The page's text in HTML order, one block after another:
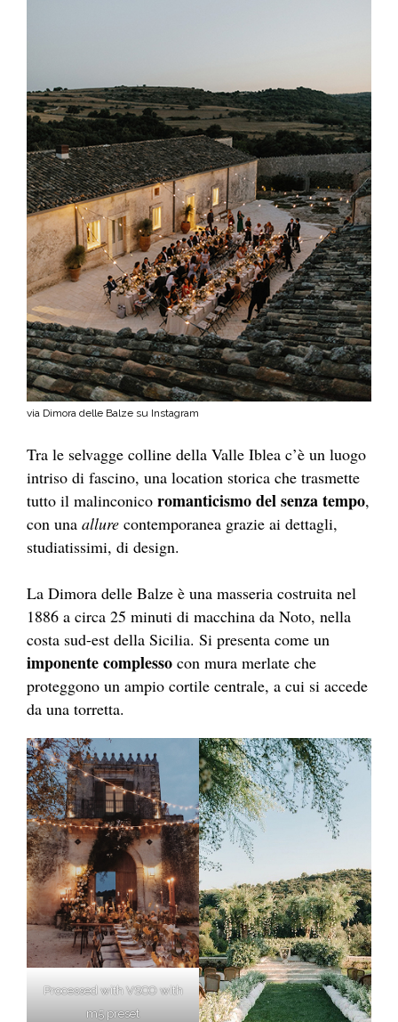
via Dimora delle Balze su Instagram
Tra le selvagge colline della Valle Iblea c’è un luogo
intriso di fascino, una location storica che trasmette
tutto il malinconico romanticismo del senza tempo,
con una allure contemporanea grazie ai dettagli,
studiatissimi, di design.
La Dimora delle Balze è una masseria costruita nel
1886 a circa 25 minuti di macchina da Noto, nella
costa sud-est della Sicilia. Si presenta come un
imponente complesso con mura merlate che
proteggono un ampio cortile centrale, a cui si accede
da una torretta.
Processed with VSCO with
m5 preset